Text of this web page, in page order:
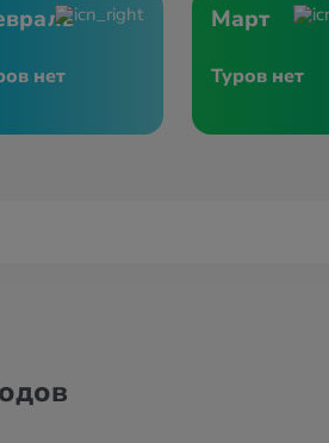
нет
Март
Туров нет